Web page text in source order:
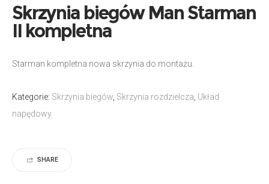
Skrzynia biegów Man Starman
II kompletna
Starman kompletna nowa skrzynia do montażu.
Kategorie: Skrzynia biegów, Skrzynia rozdzielcza, Układ
napędowy
SHARE